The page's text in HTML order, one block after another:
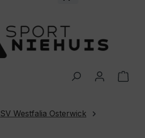
SV Westfalia Osterwick